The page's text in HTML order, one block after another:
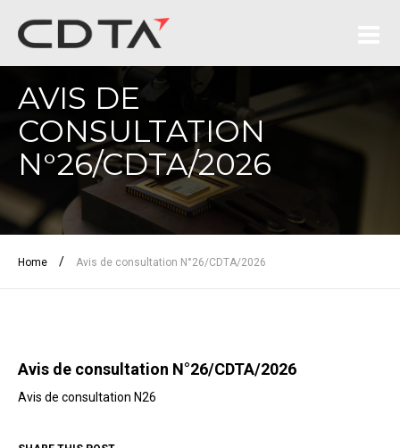
AVIS DE
CONSULTATION
N°26/CDTA/2026
Home / Avis de consultation N°26/CDTA/2026
Avis de consultation N°26/CDTA/2026
Avis de consultation N26